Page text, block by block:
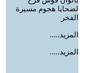
لضحايا هجوم مسيرة
الفخر
المزيد.....
المزيد.....